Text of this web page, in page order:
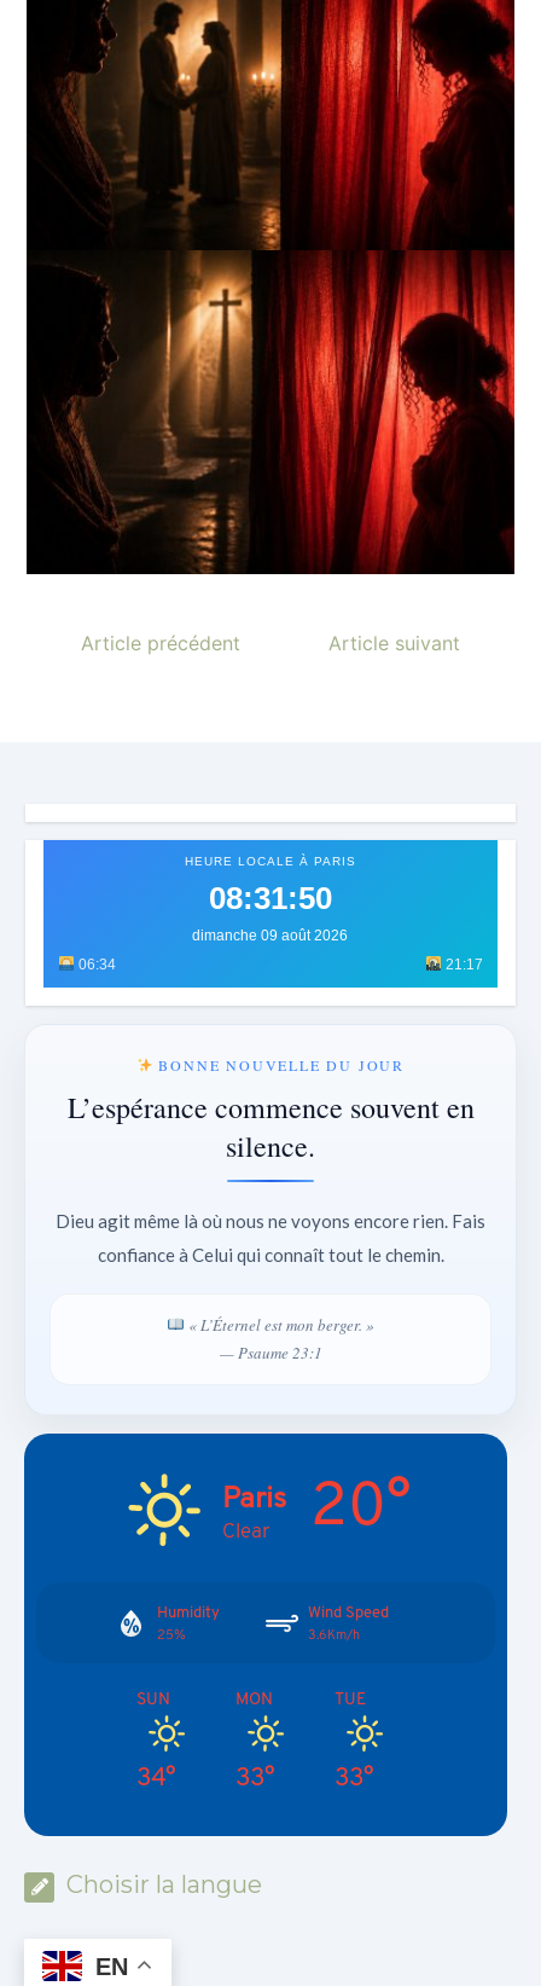
Article précédent Article suivant
HEURE LOCALE À PARIS
08:31:53
dimanche 09 août 2026
06:34
21:17
BONNE NOUVELLE DU JOUR
L’espérance commence souvent en
silence.
Dieu agit même là où nous ne voyons encore rien. Fais
confiance à Celui qui connaît tout le chemin.
« L’Éternel est mon berger. »
— Psaume 23:1
Paris
Clear 20°
Humidity
25%
Wind Speed
3.6Km/h
SUN
34°
MON
33°
TUE
33°
Choisir la langue
EN